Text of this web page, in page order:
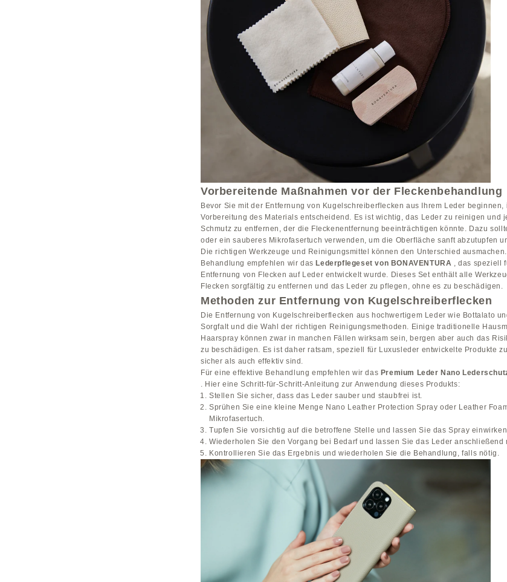
Vorbereitende Maßnahmen vor der Fleckenbehandlung
Bevor Sie mit der Entfernung von Kugelschreiberflecken aus Ihrem Leder beginnen,
Vorbereitung des Materials entscheidend. Es ist wichtig, das Leder zu reinigen und
Schmutz zu entfernen, der die Fleckenentfernung beeinträchtigen könnte. Dazu
oder ein sauberes Mikrofasertuch verwenden, um die Oberfläche sanft abzutupfen
Die richtigen Werkzeuge und Reinigungsmittel können den Unterschied
Behandlung empfehlen wir dasLederpflegeset von BONAVENTURA , das speziell
Entfernung von Flecken auf Leder entwickelt wurde. Dieses Set enthält alle
Flecken sorgfältig zu entfernen und das Leder zu pflegen, ohne es zu beschädigen.
Methoden zur Entfernung von Kugelschreiberflecken
Die Entfernung von Kugelschreiberflecken aus hochwertigem Leder wie Bottalato
Sorgfalt und die Wahl der richtigen Reinigungsmethoden. Einige traditionelle
Haarspray können zwar in manchen Fällen wirksam sein, bergen aber auch das
zu beschädigen. Es ist daher ratsam, speziell für Luxusleder entwickelte Produkte
sicher als auch effektiv sind.
Für eine effektive Behandlung empfehlen wir das Premium Leder Nano
. Hier eine Schritt-für-Schritt-Anleitung zur Anwendung dieses Produkts:
Stellen Sie sicher, dass das Leder sauber und staubfrei ist.
Sprühen Sie eine kleine Menge Nano Leather Protection Spray oder Leather
Mikrofasertuch.
Tupfen Sie vorsichtig auf die betroffene Stelle und lassen Sie das Spray
Wiederholen Sie den Vorgang bei Bedarf und lassen Sie das Leder anschließend
Kontrollieren Sie das Ergebnis und wiederholen Sie die Behandlung, falls nötig.